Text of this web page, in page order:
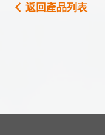
返回產品列表